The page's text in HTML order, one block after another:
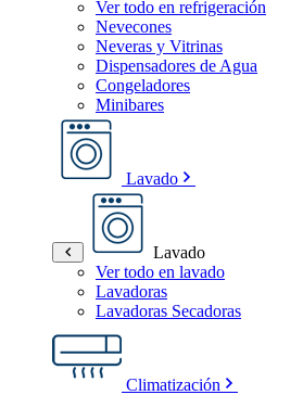
Ver todo en refrigeración
Nevecones
Neveras y Vitrinas
Dispensadores de Agua
Congeladores
Minibares
Lavado
Lavado
Ver todo en lavado
Lavadoras
Lavadoras Secadoras
Climatización